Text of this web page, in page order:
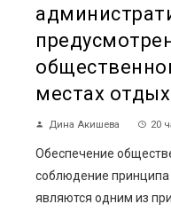
местах
Дина Акишева 20
Обеспечение
соблюдение
являются одним из